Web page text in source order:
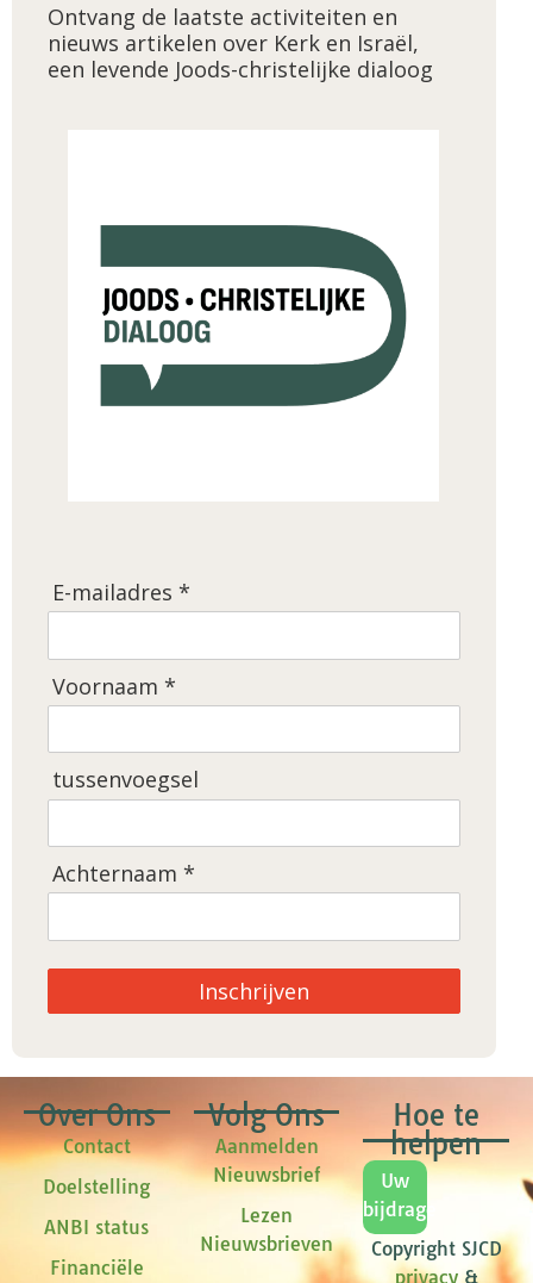
Ontvang de laatste activiteiten en
nieuws artikelen over Kerk en Israël,
een levende Joods-christelijke dialoog
E-mailadres *
Voornaam *
tussenvoegsel
Achternaam *
Inschrijven
Over Ons
Contact
Doelstelling
ANBI status
Financiële
Volg Ons
Aanmelden
Nieuwsbrief
Lezen
Nieuwsbrieven
Hoe te
helpen
Uw
bijdrage
Copyright SJCD
privacy&